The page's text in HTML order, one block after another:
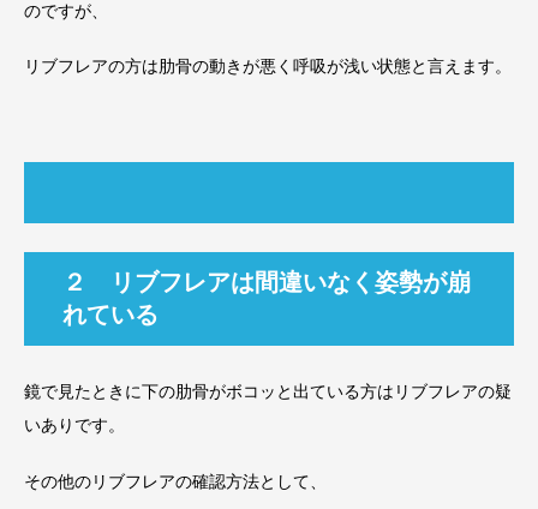
のですが、
リブフレアの方は肋骨の動きが悪く呼吸が浅い状態と言えます。
２ リブフレアは間違いなく姿勢が崩
れている
鏡で見たときに下の肋骨がボコッと出ている方はリブフレアの疑
いありです。
その他のリブフレアの確認方法として、